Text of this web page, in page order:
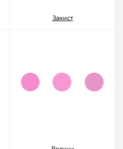
Захист